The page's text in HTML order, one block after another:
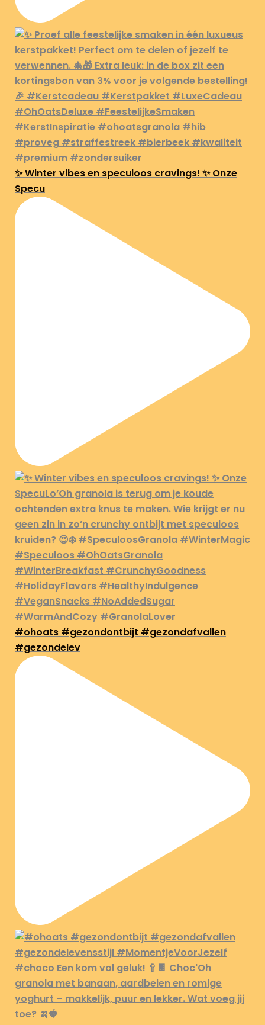
✨ Winter vibes en speculoos cravings! ✨ Onze
Specu
#ohoats #gezondontbijt #gezondafvallen
#gezondelev